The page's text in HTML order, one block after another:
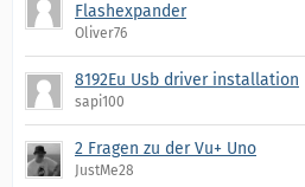
Flashexpander
Oliver76
8192Eu Usb driver installation
sapi100
2 Fragen zu der Vu+ Uno
JustMe28